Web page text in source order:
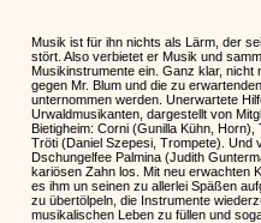
Musik ist für ihn nichts als Lärm, der
stört. Also verbietet er Musik und
Musikinstrumente ein. Ganz klar,
gegen Mr. Blum und die zu
unternommen werden. Unerwartete
Urwaldmusikanten, dargestellt von
Bietigheim: Corni (Gunilla Kühn,
Tröti (Daniel Szepesi, Trompete).
Dschungelfee Palmina (Judith
kariösen Zahn los. Mit neu erwachten
es ihm un seinen zu allerlei Späßen
zu übertölpeln, die Instrumente
musikalischen Leben zu füllen und